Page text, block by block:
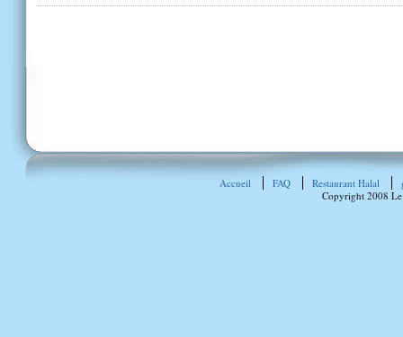
Accueil FAQ Restaurant Halal
Copyright 2008